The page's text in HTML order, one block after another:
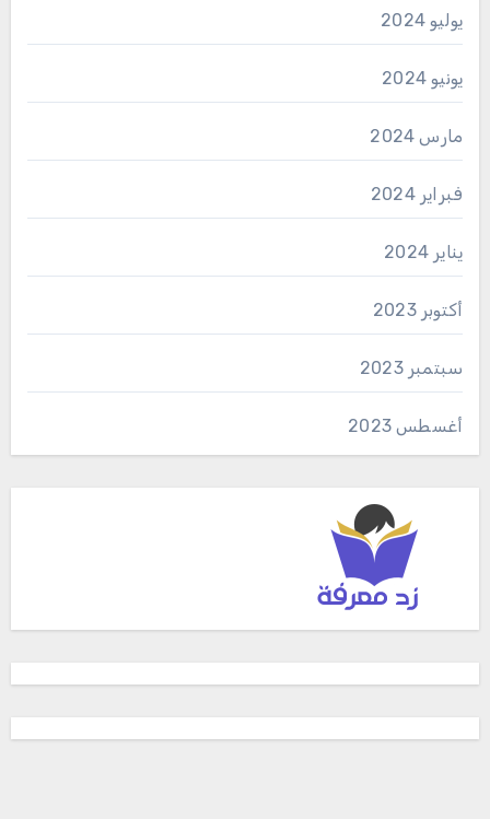
يوليو 2024
يونيو 2024
مارس 2024
فبراير 2024
يناير 2024
أكتوبر 2023
سبتمبر 2023
أغسطس 2023